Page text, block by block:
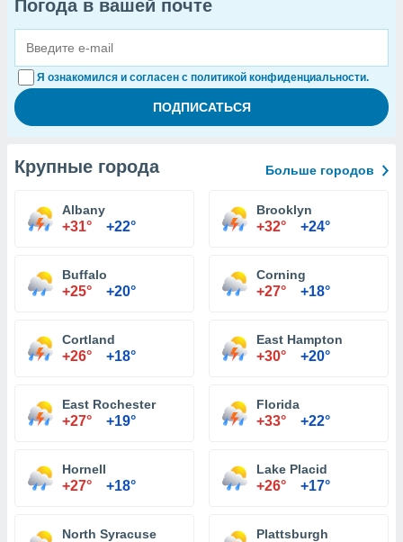
Погода в вашей почте
Я ознакомился и согласен с политикой конфиденциальности.
Крупные города Больше городов
Albany
+31° +22°
Brooklyn
+32° +24°
Buffalo
+25° +20°
Corning
+27° +18°
Cortland
+26° +18°
East Hampton
+30° +20°
East Rochester
+27° +19°
Florida
+33° +22°
Hornell
+27° +18°
Lake Placid
+26° +17°
North Syracuse Plattsburgh